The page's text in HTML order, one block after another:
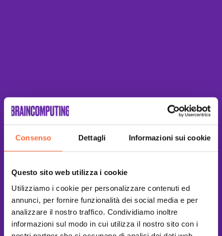
Consenso Dettagli Informazioni sui cookie
Questo sito web utilizza i cookie
Utilizziamo i cookie per personalizzare contenuti ed
annunci, per fornire funzionalità dei social media e per
analizzare il nostro traffico. Condividiamo inoltre
informazioni sul modo in cui utilizza il nostro sito con i